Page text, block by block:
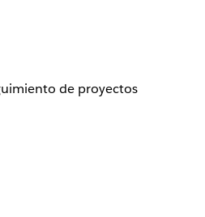
de proyectos